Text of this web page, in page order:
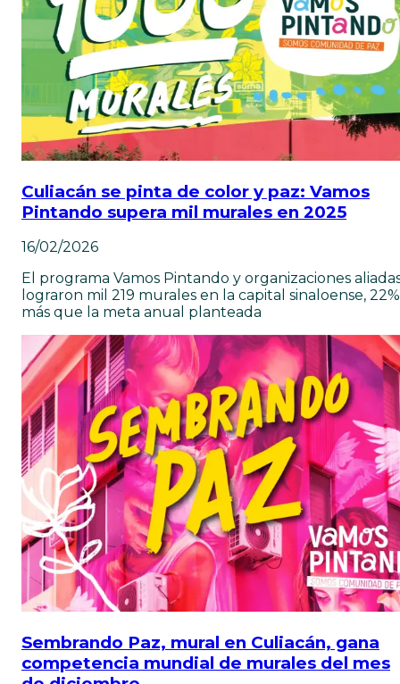
Culiacán se pinta de color y paz: Vamos
Pintando supera mil murales en 2025
16/02/2026
El programa Vamos Pintando y organizaciones
lograron mil 219 murales en la capital sinaloense, 22%
más que la meta anual planteada
Sembrando Paz, mural en Culiacán, gana
competencia mundial de murales del mes